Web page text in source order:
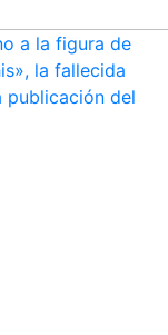
a la figura de
la fallecida
publicación del